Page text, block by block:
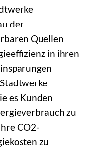
der
Quellen
in ihren
es Kunden
zu
CO2-
zu